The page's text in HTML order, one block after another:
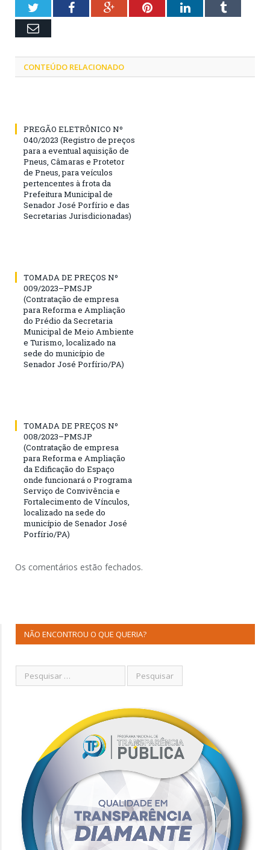
TwitterFacebookGoogle+PinterestLinkedInTumblr
Email
CONTEÚDO RELACIONADO
PREGÃO ELETRÔNICO Nº
040/2023 (Registro de preços
para a eventual aquisição de
Pneus, Câmaras e Protetor
de Pneus, para veículos
pertencentes à frota da
Prefeitura Municipal de
Senador José Porfírio e das
Secretarias Jurisdicionadas)
TOMADA DE PREÇOS Nº
009/2023–PMSJP
(Contratação de empresa
para Reforma e Ampliação
do Prédio da Secretaria
Municipal de Meio Ambiente
e Turismo, localizado na
sede do município de
Senador José Porfírio/PA)
TOMADA DE PREÇOS Nº
008/2023–PMSJP
(Contratação de empresa
para Reforma e Ampliação
da Edificação do Espaço
onde funcionará o Programa
Serviço de Convivência e
Fortalecimento de Vínculos,
localizado na sede do
município de Senador José
Porfírio/PA)
Os comentários estão fechados.
NÃO ENCONTROU O QUE QUERIA?